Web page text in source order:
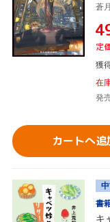
蒼
定
獲
在
発
カートへ追
書
キ